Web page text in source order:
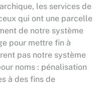
les services de
qui ont une parcelle
de notre système
pour mettre fin à
pas notre système
noms : pénalisation
à des fins de